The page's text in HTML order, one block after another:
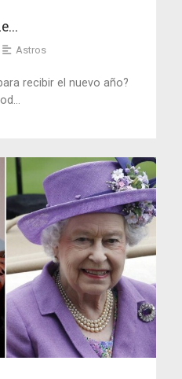
Astros
recibir el nuevo año?